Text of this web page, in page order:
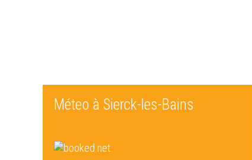
Méteo à Sierck-les-Bains